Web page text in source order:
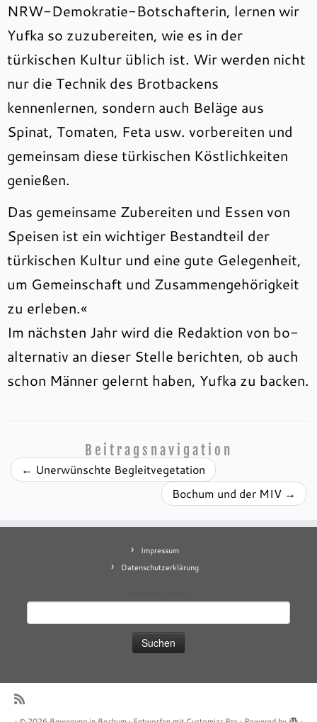
NRW-Demokratie-Botschafterin, lernen wir
Yufka so zuzubereiten, wie es in der
türkischen Kultur üblich ist. Wir werden nicht
nur die Technik des Brotbackens
kennenlernen, sondern auch Beläge aus
Spinat, Tomaten, Feta usw. vorbereiten und
gemeinsam diese türkischen Köstlichkeiten
genießen.
Das gemeinsame Zubereiten und Essen von
Speisen ist ein wichtiger Bestandteil der
türkischen Kultur und eine gute Gelegenheit,
um Gemeinschaft und Zusammengehörigkeit
zu erleben.«
Im nächsten Jahr wird die Redaktion von bo-
alternativ an dieser Stelle berichten, ob auch
schon Männer gelernt haben, Yufka zu backen.
Beitragsnavigation
← Unerwünschte Begleitvegetation
Bochum und der MIV →
Impressum
Datenschutzerklärung